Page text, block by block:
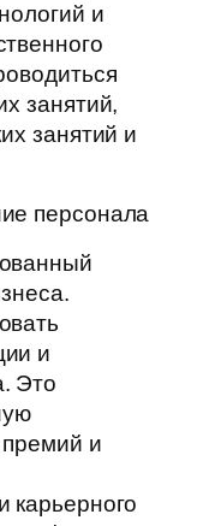
и
занятий,
занятий и
персонала
и
Это
премий и
карьерного